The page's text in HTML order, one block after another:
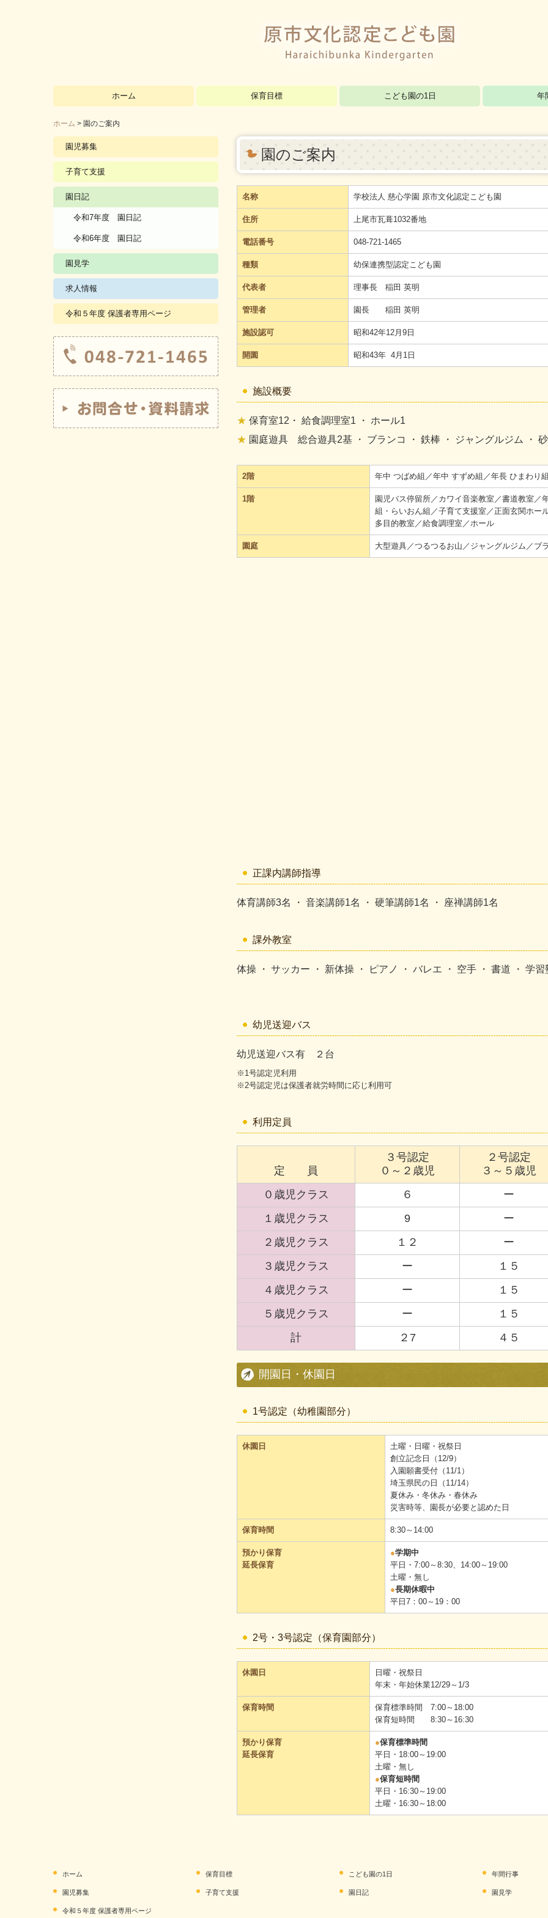
ホーム 保育目標 こども園の1日 年
ホーム 園のご案内
園児募集
子育て支援
園日記
令和7年度 園日記
令和6年度 園日記
園見学
求人情報
令和５年度 保護者専用ページ
園のご案内
名称 学校法人 慈心学園 原市文化認定こども園
住所 上尾市瓦葺1032番地
電話番号 048-721-1465
種類 幼保連携型認定こども園
代表者 理事長 稲田 英明
管理者 園長 稲田 英明
施設認可 昭和42年12月9日
開園 昭和43年 4月1日
施設概要
★ 保育室12 ・ 給食調理室1 ・ ホール1
★ 園庭遊具 総合遊具2基 ・ ブランコ ・ 鉄棒 ・ ジャングルジム ・
2階 年中 つばめ組／年中 すずめ組／年長 ひまわり
1階
園児バス停留所／カワイ音楽教室／書道教室／
組・らいおん組／子育て支援室／正面玄関ホー
多目的教室／給食調理室／ホール
園庭 大型遊具／つるつるお山／ジャングルジム／ブ
正課内講師指導
体育講師3名 ・ 音楽講師1名 ・ 硬筆講師1名 ・ 座禅講師1名
課外教室
体操 ・ サッカー ・ 新体操 ・ ピアノ ・ バレエ ・ 空手 ・ 書道 ・ 学習
幼児送迎バス
幼児送迎バス有 ２台
※1号認定児利用
※2号認定児は保護者就労時間に応じ利用可
利用定員
定 員
３号認定
０～２歳児
２号認定
３～５歳児
０歳児クラス
６ ー
１歳児クラス
9 ー
２歳児クラス
１２ ー
３歳児クラス
ー １５
４歳児クラス
ー １５
５歳児クラス
ー １５
計
２7 ４５
開園日・休園日
1号認定（幼稚園部分）
休園日
土曜・日曜・祝祭日
創立記念日（12/9）
入園願書受付（11/1）
埼玉県民の日（11/14）
夏休み・冬休み・春休み
災害時等、園長が必要と認めた日
保育時間 8:30～14:00
預かり保育
延長保育
●学期中
平日・7:00～8:30、14:00～19:00
土曜・無し
●長期休暇中
平日7：00～19：00
2号・3号認定（保育園部分）
休園日
日曜・祝祭日
年末・年始休業12/29～1/3
保育時間
保育標準時間 7:00～18:00
保育短時間 8:30～16:30
預かり保育
延長保育
●保育標準時間
平日・18:00～19:00
土曜・無し
●保育短時間
平日・16:30～19:00
土曜・16:30～18:00
ホーム 保育目標 こども園の1日 年間行事
園児募集 子育て支援 園日記 園見学
令和５年度 保護者専用ページ